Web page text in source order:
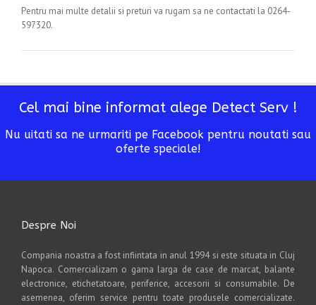
Pentru mai multe detalii si preturi va rugam sa ne contactati la 0264-
597320.
Cel mai bine informat alege Detect Serv !
Nu uitati sa ne urmariti pe Facebook pentru noutati sau
oferte speciale!
Despre Noi
Compania noastra a fost infiintata in anul 1994 si este situata in Cluj
Napoca. Comercializam o gama larga de case de marcat, balante
electronice, etichetatoare, periferice, accesorii si consumabile. De
asemenea, oferim service pentru toate produsele comercializate.